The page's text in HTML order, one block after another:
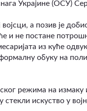
Украјине (ОСУ)
а позив је
и не постане
из куће
обуку на
режима на измаку
искуство у